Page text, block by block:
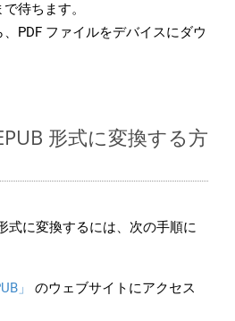
待ちます。
PDF ファイルをデバイスにダウ
形式に変換する方
式に変換するには、次の手順に
」
のウェブサイトにアクセス